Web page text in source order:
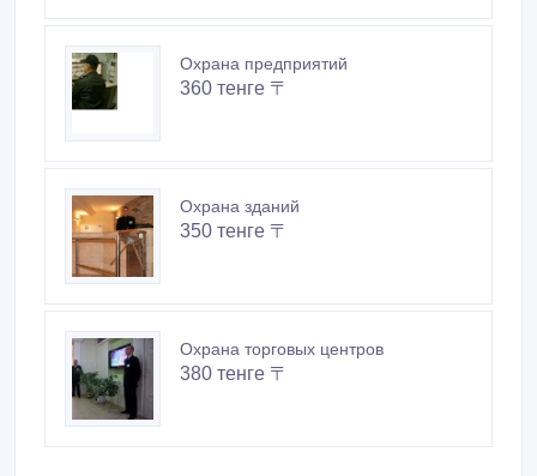
Охрана предприятий
360 тенге 〒
Охрана зданий
350 тенге 〒
Охрана торговых центров
380 тенге 〒